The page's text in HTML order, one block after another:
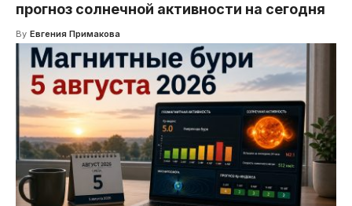
прогноз солнечной активности на сегодня
By Евгения Примакова